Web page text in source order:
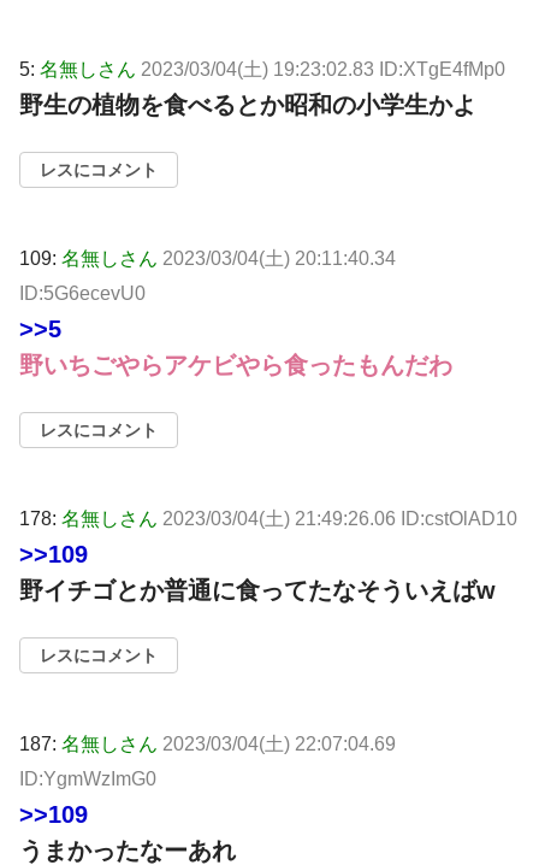
5: 名無しさん 2023/03/04(土) 19:23:02.83 ID:XTgE4fMp0
野生の植物を食べるとか昭和の小学生かよ
レスにコメント
109: 名無しさん 2023/03/04(土) 20:11:40.34
ID:5G6ecevU0
>>5
野いちごやらアケビやら食ったもんだわ
レスにコメント
178: 名無しさん 2023/03/04(土) 21:49:26.06 ID:cstOlAD10
>>109
野イチゴとか普通に食ってたなそういえばw
レスにコメント
187: 名無しさん 2023/03/04(土) 22:07:04.69
ID:YgmWzImG0
>>109
うまかったなーあれ